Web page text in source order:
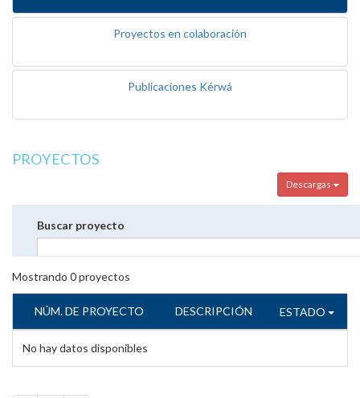
Proyectos en colaboración
Publicaciones Kérwá
PROYECTOS
Descargas
Buscar proyecto
Mostrando 0proyectos
NÚM. DE PROYECTO DESCRIPCIÓN ESTADO
No hay datos disponibles